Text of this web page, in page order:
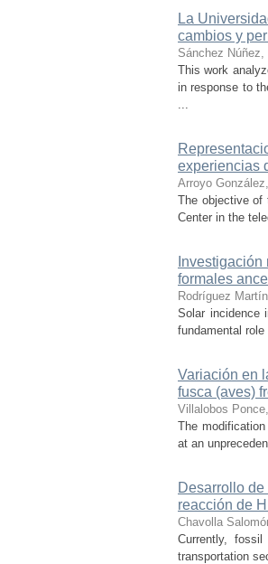
La
cambios y
Sánchez
This work
in response to
...
experiencias
Arroyo
The objective of
Center in the
formales
Rodríguez
Solar incidence
fundamental
Variación en
fusca (aves)
Villalobos
The
at an
Desarrollo
reacción de
Chavolla
Currently,
transportation